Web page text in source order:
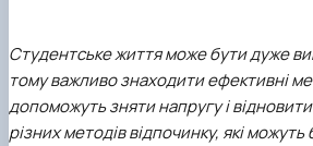
Студентське життя може бути дуже
тому важливо знаходити ефективні
допоможуть зняти напругу і
різних методів відпочинку, які